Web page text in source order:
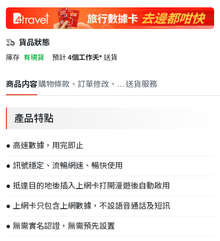
貨品狀態
庫存 有現貨 預計 4個工作天* 送貨
商品内容購物條款、訂單修改、取消與退款政策
送貨服務
產品特點
● 高速數據，用完即止
● 訊號穩定、流暢網速、暢快使用
● 抵達目的地後插入上網卡打開漫遊後自動啟用
● 上網卡只包含上網數據，不設語音通話及短訊
● 無需實名認證，無需預先設置